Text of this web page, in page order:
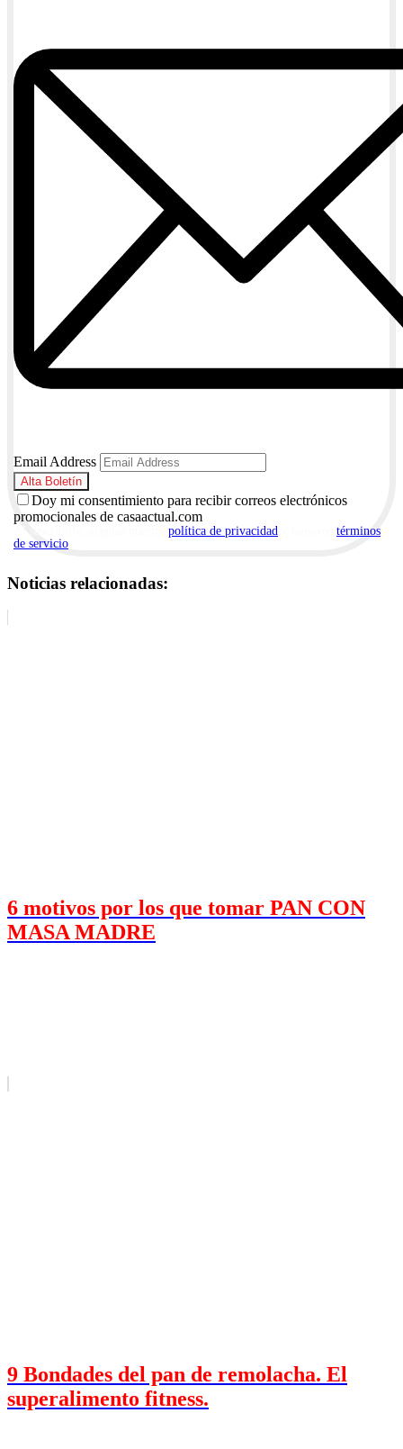
Email Address
Doy mi consentimiento para recibir correos electrónicos
promocionales de casaactual.com
política de privacidad
términos
de servicio
Noticias relacionadas:
6 motivos por los que tomar PAN CON
MASA MADRE
9 Bondades del pan de remolacha. El
superalimento fitness.